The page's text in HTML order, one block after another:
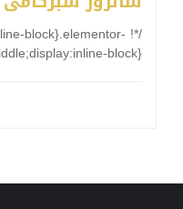
block}.elementor-
block}